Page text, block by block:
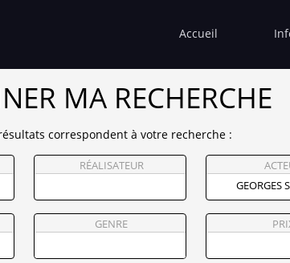
Accueil
MA RECHERCHE
correspondent à votre recherche :
RÉALISATEUR
GENRE